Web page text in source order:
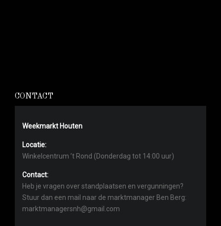
CONTACT
Weekmarkt Houten
Locatie:
Winkelcentrum ’t Rond (Donderdag tot 14:00 uur)
Contact:
Heb je vragen over standplaatsen en vergunningen?
Stuur dan een mail naar de marktmanager Ben Berg:
marktmanagersnh@gmail.com